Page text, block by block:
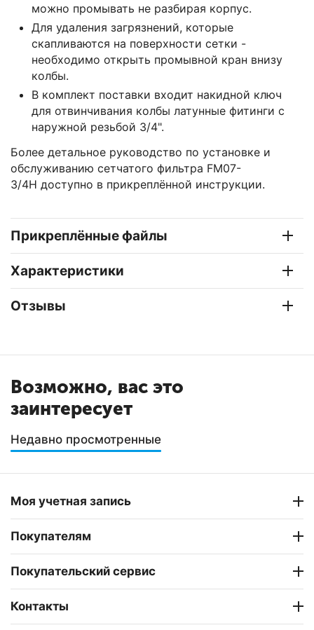
можно промывать не разбирая корпус.
Для удаления загрязнений, которые
скапливаются на поверхности сетки -
необходимо открыть промывной кран внизу
колбы.
В комплект поставки входит накидной ключ
для отвинчивания колбы латунные фитинги с
наружной резьбой 3/4".
Более детальное руководство по установке и
обслуживанию сетчатого фильтра FM07-
3/4H доступно в прикреплённой инструкции.
Прикреплённые файлы
Характеристики
Отзывы
Возможно, вас это
заинтересует
Недавно просмотренные
Моя учетная запись
Покупателям
Покупательский сервис
Контакты